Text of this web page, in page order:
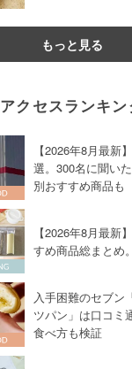
もっと見る
アクセスランキ
【2026年8月最新
選。300名に聞い
別おすすめ商品も
【2026年8月最新
すめ商品総まとめ
入手困難のセブン
ツパン」は口コミ
食べ方も検証